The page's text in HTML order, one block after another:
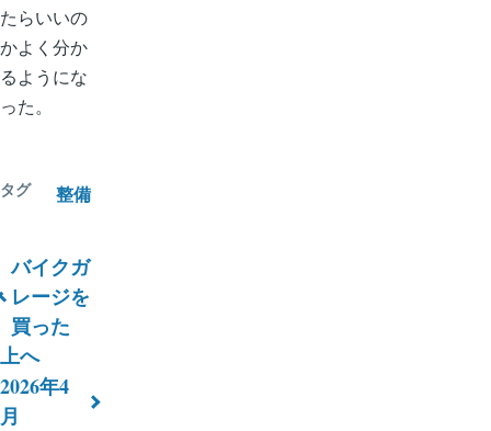
たらいいの
かよく分か
るようにな
った。
タグ 整備
ブ
ッ
ク
横
バイクガ
レージを
買った
上へ
2026年4
月